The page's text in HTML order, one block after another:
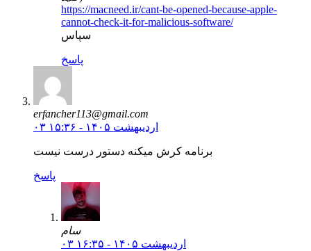
https://macneed.ir/cant-be-opened-because-apple-
cannot-check-it-for-malicious-software/
سپاس
پاسخ
erfancher113@gmail.com
۰۳ اردیبهشت ۱۴۰۵ - ۱۵:۳۶
برنامه کرش میکنه دستور درست نیست
پاسخ
سام
۰۳ اردیبهشت ۱۴۰۵ - ۱۶:۳۵